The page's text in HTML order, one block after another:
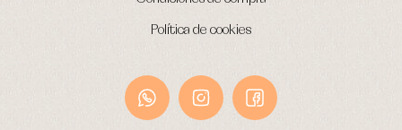
Política de cookies